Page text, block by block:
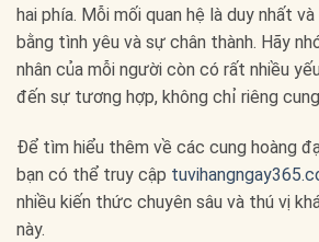
hai phía. Mỗi mối quan hệ là duy nhất
bằng tình yêu và sự chân thành. Hãy
nhân của mỗi người còn có rất nhiều
đến sự tương hợp, không chỉ riêng
Để tìm hiểu thêm về các cung hoàng
bạn có thể truy cập
nhiều kiến thức chuyên sâu và thú vị
này.